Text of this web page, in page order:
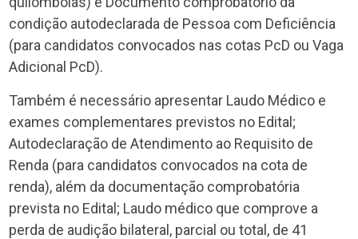
condição autodeclarada de Pessoa com Deficiência
(para candidatos convocados nas cotas PcD ou Vaga
Adicional PcD).
Também é necessário apresentar Laudo Médico e
exames complementares previstos no Edital;
Autodeclaração de Atendimento ao Requisito de
Renda (para candidatos convocados na cota de
renda), além da documentação comprobatória
prevista no Edital; Laudo médico que comprove a
perda de audição bilateral, parcial ou total, de 41